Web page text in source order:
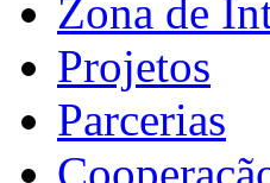
Zona de
Projetos
Parcerias